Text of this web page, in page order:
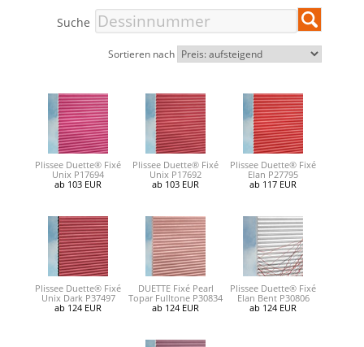
Suche
Sortieren nach
Plissee Duette® Fixé
Unix P17694
ab 103 EUR
Plissee Duette® Fixé
Unix P17692
ab 103 EUR
Plissee Duette® Fixé
Elan P27795
ab 117 EUR
Plissee Duette® Fixé
Unix Dark P37497
ab 124 EUR
DUETTE Fixé Pearl
Topar Fulltone P30834
ab 124 EUR
Plissee Duette® Fixé
Elan Bent P30806
ab 124 EUR